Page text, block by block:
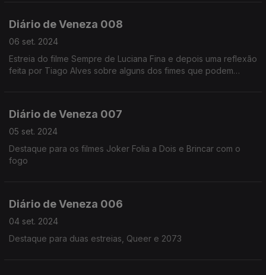
Diário de Veneza 008
06 set. 2024
Estreia do filme Sempre de Luciana Fina e depois uma reflexão
feita por Tiago Alves sobre alguns dos fimes que podem
Diário de Veneza 007
05 set. 2024
Destaque para os filmes Joker Folia a Dois e Brincar com o
fogo
Diário de Veneza 006
04 set. 2024
Destaque para duas estreias, Queer e 2073